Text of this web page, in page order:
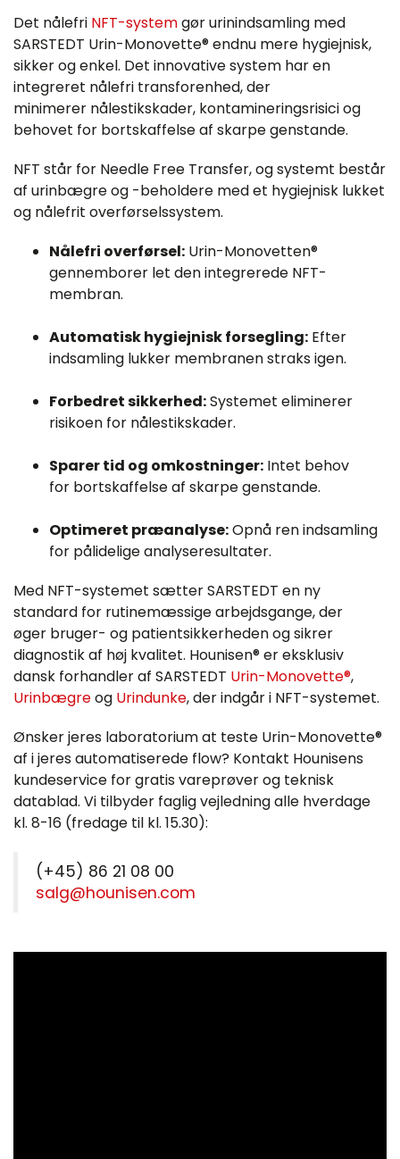
Det nålefri NFT-systemgør urinindsamling med
SARSTEDT Urin-Monovette® endnu mere hygiejnisk,
sikker og enkel. Det innovative system har en
integreret nålefri transforenhed, der
minimerer nålestikskader, kontamineringsrisici og
behovet for bortskaffelse af skarpe genstande.
NFT står for Needle Free Transfer, og systemt består
af urinbægre og -beholdere med et hygiejnisk lukket
og nålefrit overførselssystem.
Nålefri overførsel: Urin-Monovetten®
gennemborer let den integrerede NFT-
membran.
Automatisk hygiejnisk forsegling: Efter
indsamling lukker membranen straks igen.
Forbedret sikkerhed:Systemet eliminerer
risikoen for nålestikskader.
Sparer tid og omkostninger: Intet behov
for bortskaffelse af skarpe genstande.
Optimeret præanalyse:Opnå ren indsamling
for pålidelige analyseresultater.
Med NFT-systemet sætter SARSTEDT en ny
standard for rutinemæssige arbejdsgange, der
øger bruger- og patientsikkerheden og sikrer
diagnostik af høj kvalitet. Hounisen® er eksklusiv
dansk forhandler af SARSTEDT Urin-Monovette®,
Urinbægreog Urindunke, der indgår i NFT-systemet.
Ønsker jeres laboratorium at teste Urin-Monovette®
af i jeres automatiserede flow? Kontakt Hounisens
kundeservice for gratis vareprøver og teknisk
datablad. Vi tilbyder faglig vejledning alle hverdage
kl. 8-16 (fredage til kl. 15.30):
(+45) 86 21 08 00
salg@hounisen.com